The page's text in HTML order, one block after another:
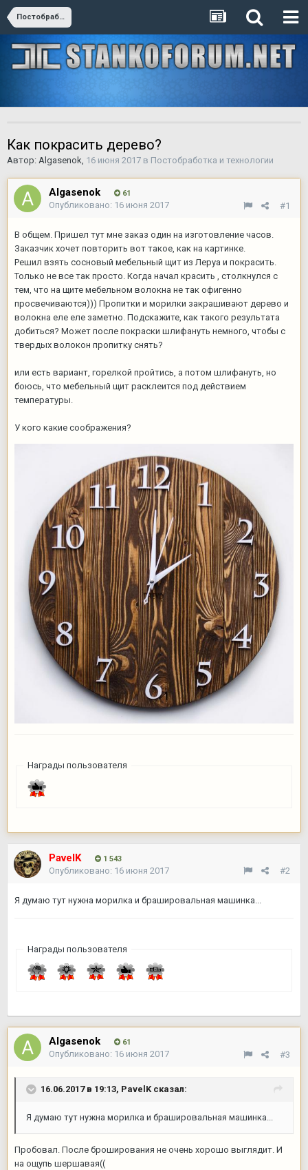
Постобработка и технологии
Как покрасить дерево?
Автор: Algasenok, 16 июня 2017 в Постобработка и технологии
Algasenok 61
#1
Опубликовано: 16 июня 2017
В общем. Пришел тут мне заказ один на изготовление часов.
Заказчик хочет повторить вот такое, как на картинке.
Решил взять сосновый мебельный щит из Леруа и покрасить.
Только не все так просто. Когда начал красить , столкнулся с
тем, что на щите мебельном волокна не так офигенно
просвечиваются))) Пропитки и морилки закрашивают дерево и
волокна еле еле заметно. Подскажите, как такого результата
добиться? Может после покраски шлифануть немного, чтобы с
твердых волокон пропитку снять?
или есть вариант, горелкой пройтись, а потом шлифануть, но
боюсь, что мебельный щит расклеится под действием
температуры.
У кого какие соображения?
Награды пользователя
PavelK 1 543
#2
Опубликовано: 16 июня 2017
Я думаю тут нужна морилка и брашировальная машинка...
Награды пользователя
Algasenok 61
#3
Опубликовано: 16 июня 2017
16.06.2017 в 19:13, PavelKсказал:
Я думаю тут нужна морилка и брашировальная машинка...
Пробовал. После броширования не очень хорошо выглядит. И
на ощупь шершавая((